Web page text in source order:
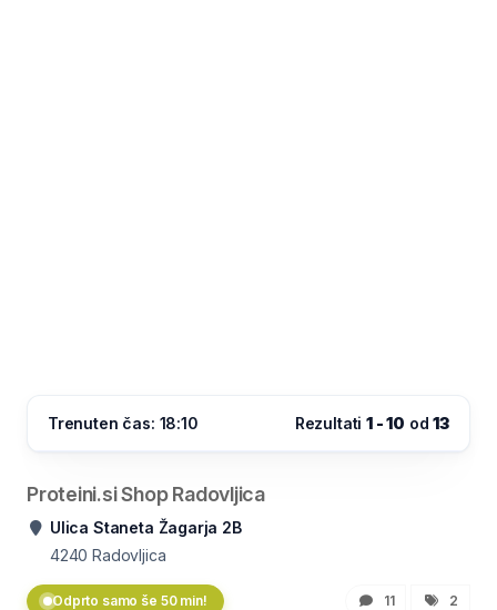
Trenuten čas: 18:10 Rezultati1 - 10 od13
Proteini.si Shop Radovljica
Ulica Staneta Žagarja 2B
4240 Radovljica
Odprto samo še 50 min! 11 2